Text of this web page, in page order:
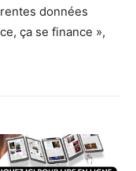
données
ça se finance »,